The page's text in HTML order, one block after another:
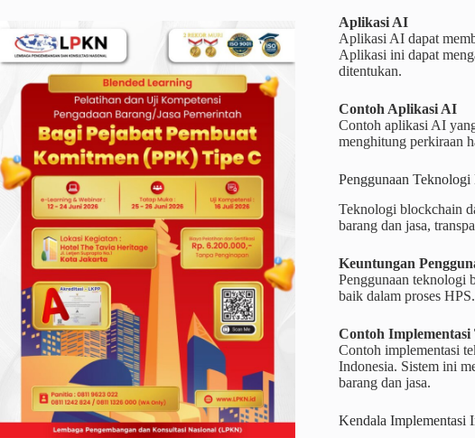
Aplikasi AI
Aplikasi AI dapat
Aplikasi ini dapat
ditentukan.
Contoh Aplikasi AI
Contoh aplikasi AI
menghitung perkiraan
Penggunaan
Teknologi blockchain
barang dan jasa,
Keuntungan
Penggunaan teknologi
baik dalam proses HPS.
Contoh
Contoh implementasi
Indonesia. Sistem ini
barang dan jasa.
Kendala Implementasi